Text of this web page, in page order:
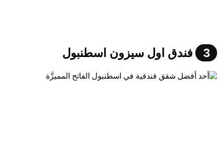
3 فندق اول سيزون اسطنبول